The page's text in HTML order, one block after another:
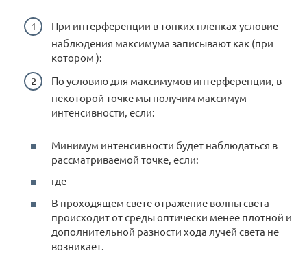
При интерференции в тонких пленках условие
наблюдения максимума записывают как (при
котором ):
По условию для максимумов интерференции, в
некоторой точке мы получим максимум
интенсивности, если:
Минимум интенсивности будет наблюдаться в
рассматриваемой точке, если:
где
В проходящем свете отражение волны света
происходит от среды оптически менее плотной и
дополнительной разности хода лучей света не
возникает.